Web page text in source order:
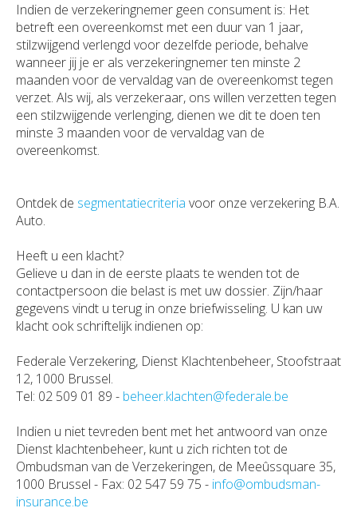
Indien de verzekeringnemer geen consument is: Het
betreft een overeenkomst met een duur van 1 jaar,
stilzwijgend verlengd voor dezelfde periode, behalve
wanneer jij je er als verzekeringnemer ten minste 2
maanden voor de vervaldag van de overeenkomst tegen
verzet. Als wij, als verzekeraar, ons willen verzetten tegen
een stilzwijgende verlenging, dienen we dit te doen ten
minste 3 maanden voor de vervaldag van de
overeenkomst.
Ontdek de segmentatiecriteria voor onze verzekering B.A.
Auto.
Heeft u een klacht?
Gelieve u dan in de eerste plaats te wenden tot de
contactpersoon die belast is met uw dossier. Zijn/haar
gegevens vindt u terug in onze briefwisseling. U kan uw
klacht ook schriftelijk indienen op:
Federale Verzekering, Dienst Klachtenbeheer, Stoofstraat
12, 1000 Brussel.
Tel: 02 509 01 89 - beheer.klachten@federale.be
Indien u niet tevreden bent met het antwoord van onze
Dienst klachtenbeheer, kunt u zich richten tot de
Ombudsman van de Verzekeringen, de Meeûssquare 35,
1000 Brussel - Fax: 02 547 59 75 - info@ombudsman-
insurance.be